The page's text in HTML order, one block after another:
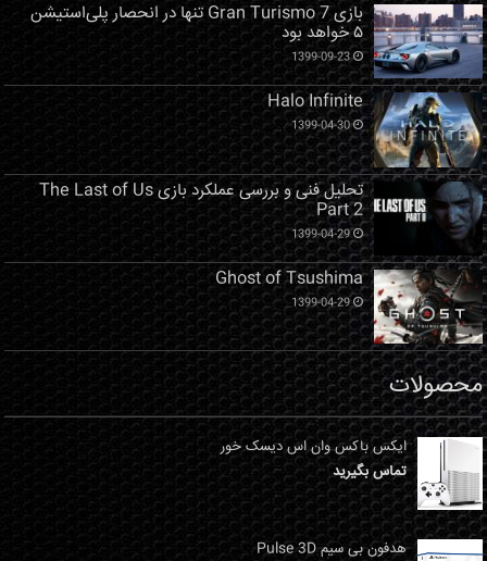
بازی Gran Turismo 7 تنها در انحصار پلی‌استیشن
۵ خواهد بود
1399-09-23
Halo Infinite
1399-04-30
تحلیل فنی و بررسی عملکرد بازی The Last of Us
Part 2
1399-04-29
Ghost of Tsushima
1399-04-29
محصولات
ایکس باکس وان اس دیسک خور
تماس بگیرید
هدفون بی سیم Pulse 3D